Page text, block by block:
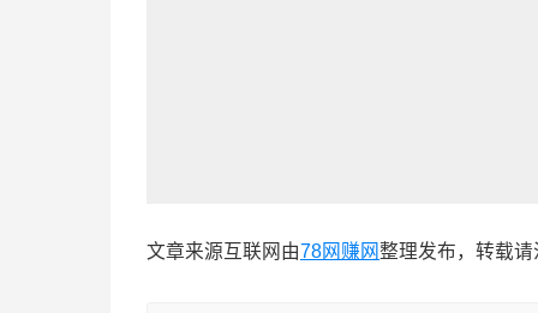
文章来源互联网由78网赚网整理发布，转载请